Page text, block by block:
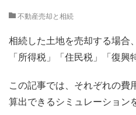
不動産売却と相続
相続した土地を売却する場合
「所得税」「住民税」「復興
この記事では、それぞれの費
算出できるシミュレーション